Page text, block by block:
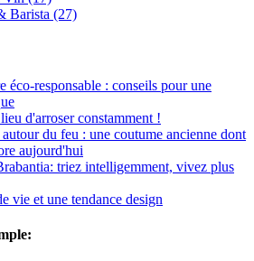
Barista (27)
éco-responsable : conseils pour une
d'arroser constamment !
autour du feu : une coutume ancienne dont
aujourd'hui
triez intelligemment, vivez plus
vie et une tendance design